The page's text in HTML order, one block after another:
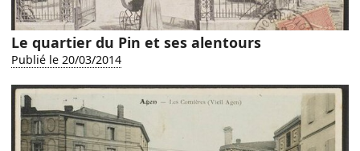
Le quartier du Pin et ses alentours
Publié le 20/03/2014